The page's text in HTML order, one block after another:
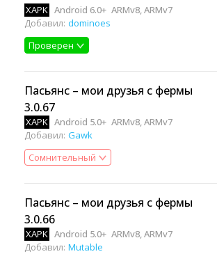
XAPK Android 6.0+ ARMv8, ARMv7
Добавил: dominoes
Проверен
Пасьянс – мои друзья с фермы
3.0.67
XAPK Android 5.0+ ARMv8, ARMv7
Добавил: Gawk
Сомнительный
Пасьянс – мои друзья с фермы
3.0.66
XAPK Android 5.0+ ARMv8, ARMv7
Добавил: Mutable